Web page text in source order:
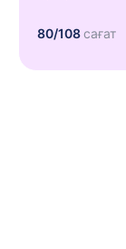
80/108сағат